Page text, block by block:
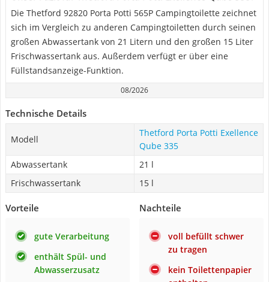
Die Thetford 92820 Porta Potti 565P Campingtoilette zeichnet
sich im Vergleich zu anderen Campingtoiletten durch seinen
großen Abwassertank von 21 Litern und den großen 15 Liter
Frischwassertank aus. Außerdem verfügt er über eine
Füllstandsanzeige-Funktion.
08/2026
Technische Details
Modell
Thetford Porta Potti Exellence
Qube 335
Abwassertank
21 l
Frischwassertank
15 l
Vorteile
gute Verarbeitung
enthält Spül- und
Abwasserzusatz
Nachteile
voll befüllt schwer
zu tragen
kein Toilettenpapier